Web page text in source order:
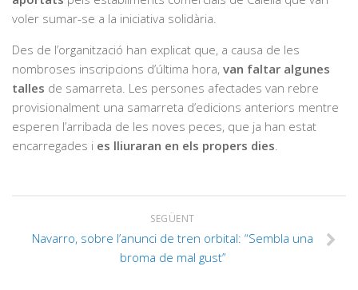
voler sumar-se a la iniciativa solidària.
Des de l’organització han explicat que, a causa de les
nombroses inscripcions d’última hora, van faltar algunes
talles de samarreta. Les persones afectades van rebre
provisionalment una samarreta d’edicions anteriors mentre
esperen l’arribada de les noves peces, que ja han estat
encarregades i es lliuraran en els propers dies
SEGÜENT
Navarro, sobre l’anunci de tren orbital: “Sembla una
broma de mal gust”